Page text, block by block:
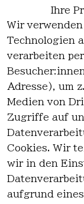
*
Ihre
Wir
Technologien
verarbeiten
Adresse), um
Medien von
Zugriffe auf
Cookies. Wir
wir in den
aufgrund
es
AGB